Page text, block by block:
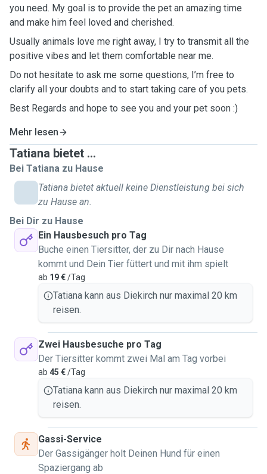
you need. My goal is to provide the pet an amazing time
and make him feel loved and cherished.
Usually animals love me right away, I try to transmit all the
positive vibes and let them comfortable near me.
Do not hesitate to ask me some questions, I’m free to
clarify all your doubts and to start taking care of you pets.
Best Regards and hope to see you and your pet soon :)
Mehr lesen
Tatiana bietet ...
Bei Tatiana zu Hause
Tatiana bietet aktuell keine Dienstleistung bei sich
zu Hause an.
Bei Dir zu Hause
Ein Hausbesuch pro Tag
Buche einen Tiersitter, der zu Dir nach Hause
kommt und Dein Tier füttert und mit ihm spielt
ab 19 €/Tag
Tatiana kann aus Diekirch nur maximal 20 km
reisen.
Zwei Hausbesuche pro Tag
Der Tiersitter kommt zwei Mal am Tag vorbei
ab 45 €/Tag
Tatiana kann aus Diekirch nur maximal 20 km
reisen.
Gassi-Service
Der Gassigänger holt Deinen Hund für einen
Spaziergang ab